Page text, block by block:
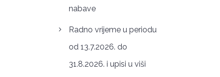
nabave
Radno vrijeme u periodu
od 13.7.2026. do
31.8.2026. i upisi u viši